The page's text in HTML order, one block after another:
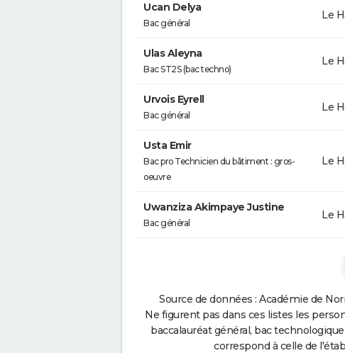
Ucan Delya
Bac général
Le
Ulas Aleyna
Bac ST2S (bac techno)
Le
Urvois Eyrell
Bac général
Le
Usta Emir
Bac pro Technicien du bâtiment : gros-
oeuvre
Le
Uwanziza Akimpaye Justine
Bac général
Le
Source de données : Académie de
Ne figurent pas dans ces listes les
baccalauréat général, bac
correspond à celle de